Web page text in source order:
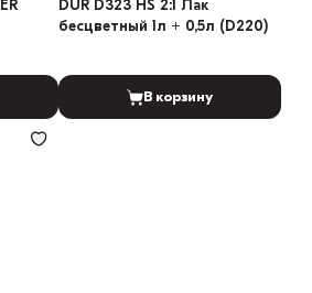
DUR D323 HS 2:1 Лак
бесцветный 1л + 0,5л (D220)
В корзину